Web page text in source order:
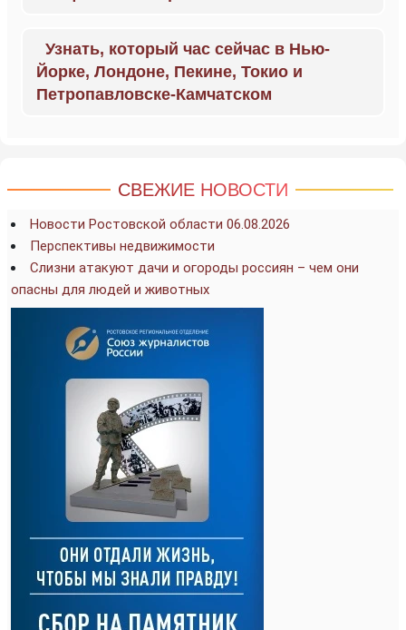
Узнать, который час сейчас в Нью-
Йорке, Лондоне, Пекине, Токио и
Петропавловске-Камчатском
СВЕЖИЕ НОВОСТИ
Новости Ростовской области 06.08.2026
Перспективы недвижимости
Слизни атакуют дачи и огороды россиян – чем они
опасны для людей и животных